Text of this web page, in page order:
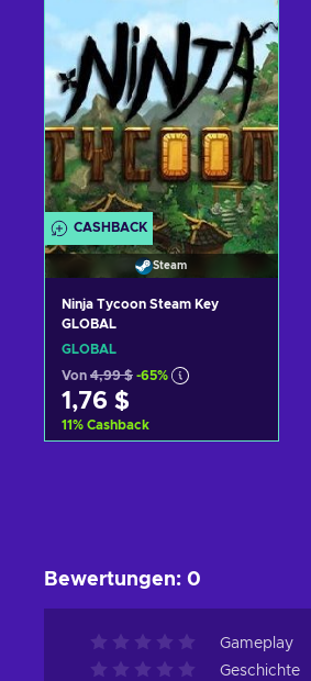
Angebote ansehen
CASHBACK
Steam
Ninja Tycoon Steam Key
GLOBAL
GLOBAL
Von 4,99 $ -65%
1,76 $
11% Cashback
Bewertungen: 0
Gameplay
Geschichte